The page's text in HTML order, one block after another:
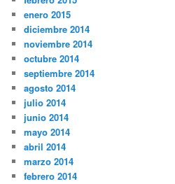
enero 2015
diciembre 2014
noviembre 2014
octubre 2014
septiembre 2014
agosto 2014
julio 2014
junio 2014
mayo 2014
abril 2014
marzo 2014
febrero 2014